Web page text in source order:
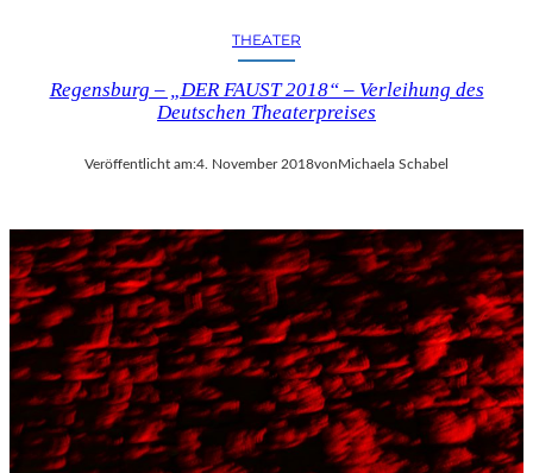
THEATER
Regensburg – „DER FAUST 2018“ – Verleihung des
Deutschen Theaterpreises
Veröffentlicht am:4. November 2018von Michaela Schabel